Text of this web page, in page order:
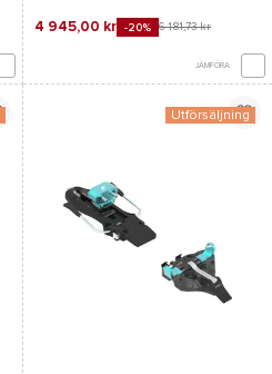
4 945,00 kr -20% 6 181,73 kr
JÄMFÖRA
Utförsäljning